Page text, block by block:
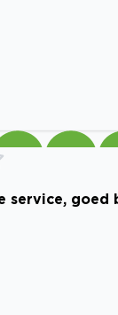
service, goed